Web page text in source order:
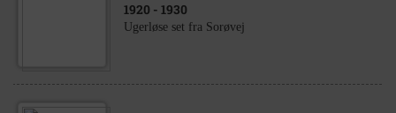
1920 - 1930
Ugerløse set fra Sorøvej